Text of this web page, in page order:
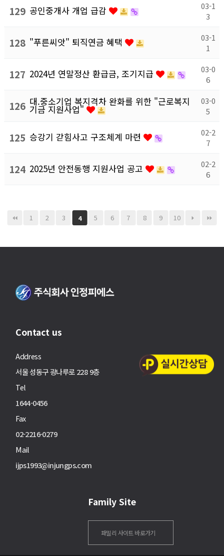
129 공인중개사 개업 급감
03-1
3
128 "푸른씨앗" 퇴직연금 혜택
03-1
1
127 2024년 연말정산 환급금, 조기지급
03-0
6
126 대.중소기업 복지격차 완화를 위한 "근로복지
기금 지원사업"
03-0
5
125 승강기 갇힘사고 구조체계 마련
02-2
7
124 2025년 안전동행 지원사업 공고
02-2
6
1 2 3 4 5 6 7 8 9 10
Contact us
Address
서울 성동구 광나루로 228 9층
Tel
1644-0456
Fax
02-2216-0279
Mail
ijps1993@injungps.com
Family Site
패밀리 사이트 바로가기